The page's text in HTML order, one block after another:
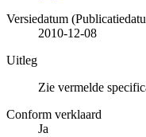
Versiedatum
2010-12-08
Uitleg
Zie vermelde
Conform verklaard
Ja